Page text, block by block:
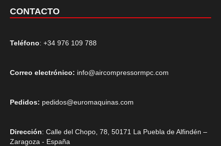
CONTACTO
Teléfono: +34 976 109 788
Correo electrónico: info@aircompressormpc.com
Pedidos: pedidos@euromaquinas.com
Dirección: Calle del Chopo, 78, 50171 La Puebla de Alfindén –
Zaragoza - España